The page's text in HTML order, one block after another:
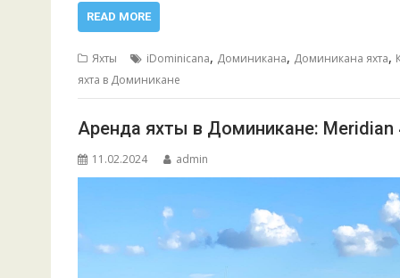
e
b
o
o
k
ai
l s
p
p
e
g
er
р
в
и
т
READ MORE
Яхты iDominicana, Доминикана, Доминикана яхта,
яхта в Доминикане
Аренда яхты в Доминикане:
11.02.2024 admin